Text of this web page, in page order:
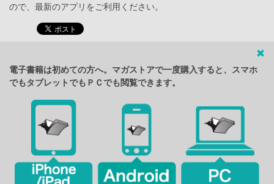
ので、最新のアプリをご利用ください。
電子書籍は初めての方へ。マガストアで一度購入すると、スマホ
でもタブレットでもＰＣでも閲覧できます。